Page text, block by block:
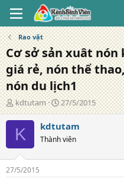
Rao vặt
Cơ sở sản xuât
giá rẻ, nón thể
nón du lịch1
T
á
c
g
ả
kdtutam
N
g
à
đ
g
27/5/2015
K kdtutam
Thành viên
27/5/2015